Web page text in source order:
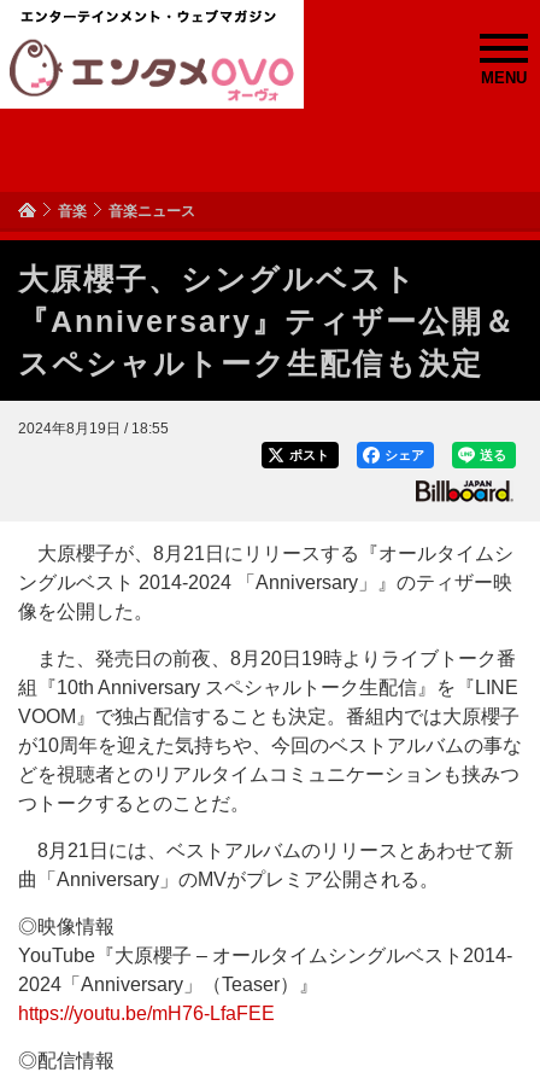
MENU
音楽 音楽ニュース
大原櫻子、シングルベスト
『Anniversary』ティザー公開＆
スペシャルトーク生配信も決定
2024年8月19日 / 18:55
送る
シェア
ポスト
大原櫻子が、8月21日にリリースする『オールタイムシ
ングルベスト 2014-2024 「Anniversary」』のティザー映
像を公開した。
また、発売日の前夜、8月20日19時よりライブトーク番
組『10th Anniversary スペシャルトーク生配信』を『LINE
VOOM』で独占配信することも決定。番組内では大原櫻子
が10周年を迎えた気持ちや、今回のベストアルバムの事な
どを視聴者とのリアルタイムコミュニケーションも挟みつ
つトークするとのことだ。
8月21日には、ベストアルバムのリリースとあわせて新
曲「Anniversary」のMVがプレミア公開される。
◎映像情報
YouTube『大原櫻子 – オールタイムシングルベスト2014-
2024「Anniversary」（Teaser）』
https://youtu.be/mH76-LfaFEE
◎配信情報